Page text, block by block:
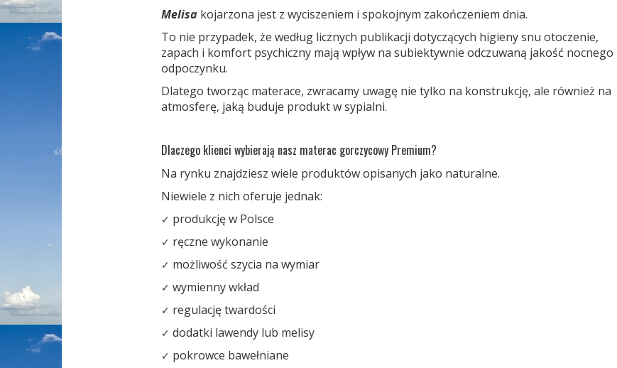
Melisa kojarzona jest z wyciszeniem i spokojnym zakończeniem dnia.
To nie przypadek, że według licznych publikacji dotyczących higieny snu otoczenie,
zapach i komfort psychiczny mają wpływ na subiektywnie odczuwaną jakość nocnego
odpoczynku.
Dlatego tworząc materace, zwracamy uwagę nie tylko na konstrukcję, ale również na
atmosferę, jaką buduje produkt w sypialni.
Dlaczego klienci wybierają nasz materac gorczycowy Premium?
Na rynku znajdziesz wiele produktów opisanych jako naturalne.
Niewiele z nich oferuje jednak:
✓ produkcję w Polsce
✓ ręczne wykonanie
✓ możliwość szycia na wymiar
✓ wymienny wkład
✓ regulację twardości
✓ dodatki lawendy lub melisy
✓ pokrowce bawełniane